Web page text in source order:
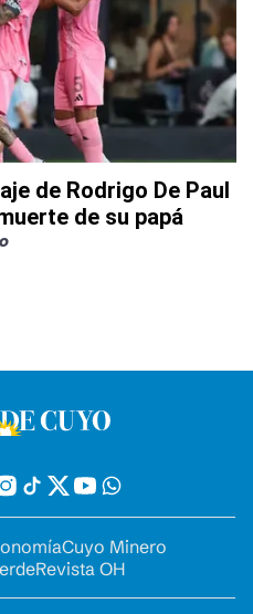
de Rodrigo De Paul
de su papá
Cuyo Minero
Revista OH